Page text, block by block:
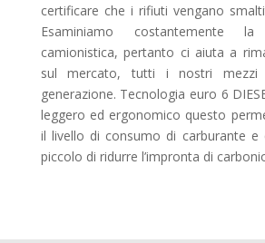
certificare che i rifiuti vengano
Esaminiamo costantemente
camionistica, pertanto ci aiuta a
sul mercato, tutti i nostri
generazione. Tecnologia euro 6
leggero ed ergonomico questo
il livello di consumo di carburante e
piccolo di ridurre l’impronta di